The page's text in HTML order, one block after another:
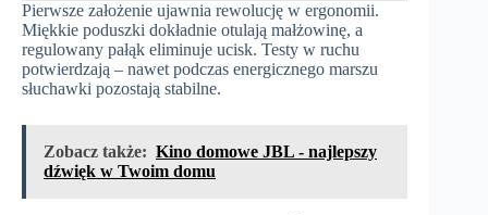
Pierwsze założenie ujawnia rewolucję w ergonomii.
Miękkie poduszki dokładnie otulają małżowinę, a
regulowany pałąk eliminuje ucisk. Testy w ruchu
potwierdzają – nawet podczas energicznego marszu
słuchawki pozostają stabilne.
Zobacz także: Kino domowe JBL - najlepszy
dźwięk w Twoim domu